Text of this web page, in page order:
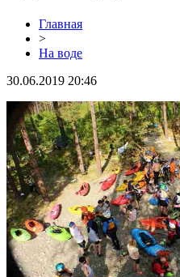
Главная
>
На воде
30.06.2019 20:46